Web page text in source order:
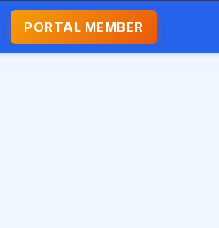
PORTAL MEMBER